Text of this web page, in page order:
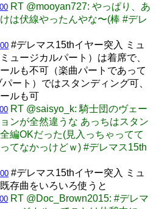
RT @mooyan727: やっぱり、あ
は伏線やったんやな〜(棒 #デレ
#デレマス15thイヤー突入 ミュ
ュージカルパート）は着席で、
ルも不可（楽曲パートであって
ート）ではスタンディング可、
ルも可
RT @saisyo_k: 騎士団のヴェー
ンが全然違うな あっちはスタン
編OKだった(見入っちゃってて
てなかっけどｗ) #デレマス15th
#デレマス15thイヤー突入 ミュ
存曲をいろいろ使うと
RT @Doc_Brown2015: #デレマ